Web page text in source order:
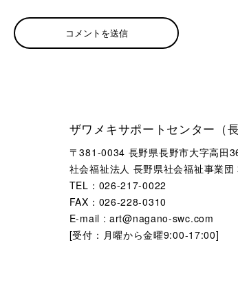
ザワメキサポートセンター（
〒381-0034 長野県長野市大字高田
社会福祉法人 長野県社会福祉事業団
TEL：026-217-0022
FAX：026-228-0310
E-mail : art@nagano-swc.com
[受付：月曜から金曜9:00-17:00]